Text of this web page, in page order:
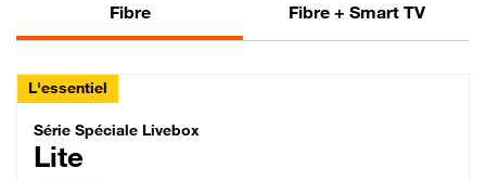
Fibre Fibre + Smart TV
L'essentiel
Série Spéciale Livebox Lite Fibre
Série Spéciale Livebox
Lite